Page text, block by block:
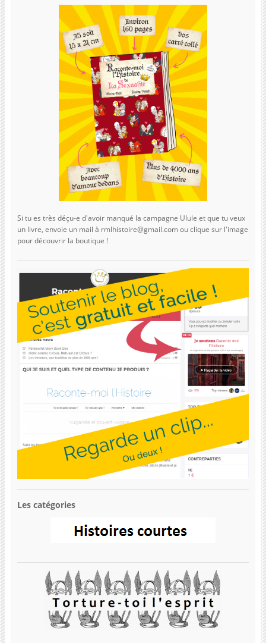
Si tu es très déçu-e d'avoir manqué la campagne Ulule et que tu veux
un livre, envoie un mail à rmlhistoire@gmail.com ou clique sur l'image
pour découvrir la boutique !
Les catégories